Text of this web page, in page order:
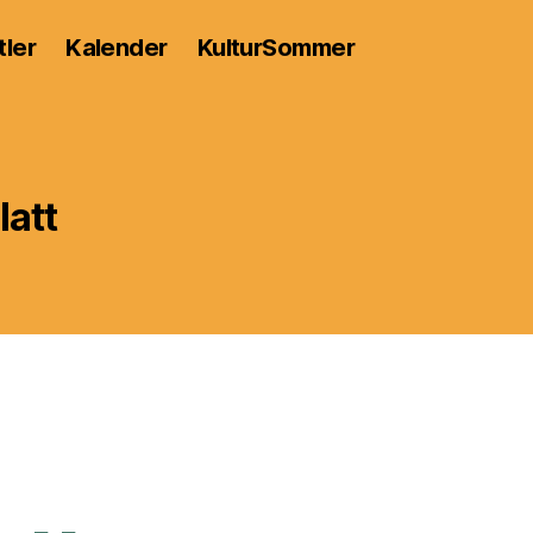
Kalender KulturSommer